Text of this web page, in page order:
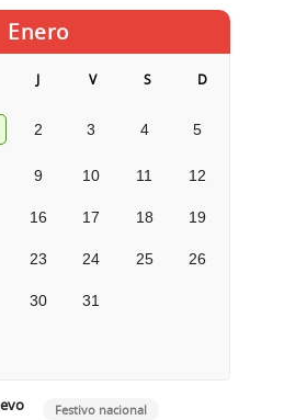
Enero
J V S D
2 3 4 5
9 10 11 12
16 17 18 19
23 24 25 26
30 31
Festivo nacional